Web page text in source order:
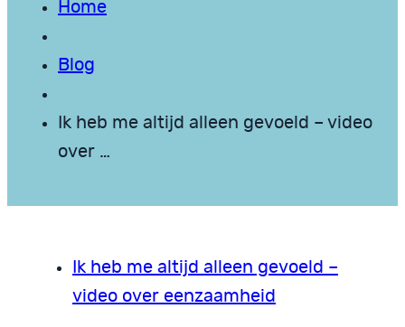
Home
Blog
Ik heb me altijd alleen gevoeld – video
over …
Ik heb me altijd alleen gevoeld –
video over eenzaamheid